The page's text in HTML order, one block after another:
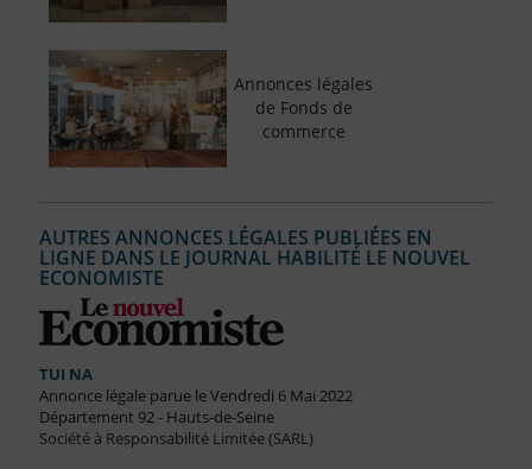
Annonces légales
de Fonds de
commerce
AUTRES ANNONCES LÉGALES PUBLIÉES EN
LIGNE DANS LE JOURNAL HABILITÉ LE NOUVEL
ECONOMISTE
TUI NA
Annonce légale parue le Vendredi 6 Mai 2022
Département 92 - Hauts-de-Seine
Société à Responsabilité Limitée (SARL)